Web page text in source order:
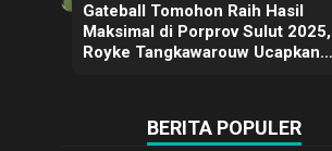
Gateball Tomohon Raih Hasil
Maksimal di Porprov Sulut 2025,
Royke Tangkawarouw Ucapkan
BERITA POPULER